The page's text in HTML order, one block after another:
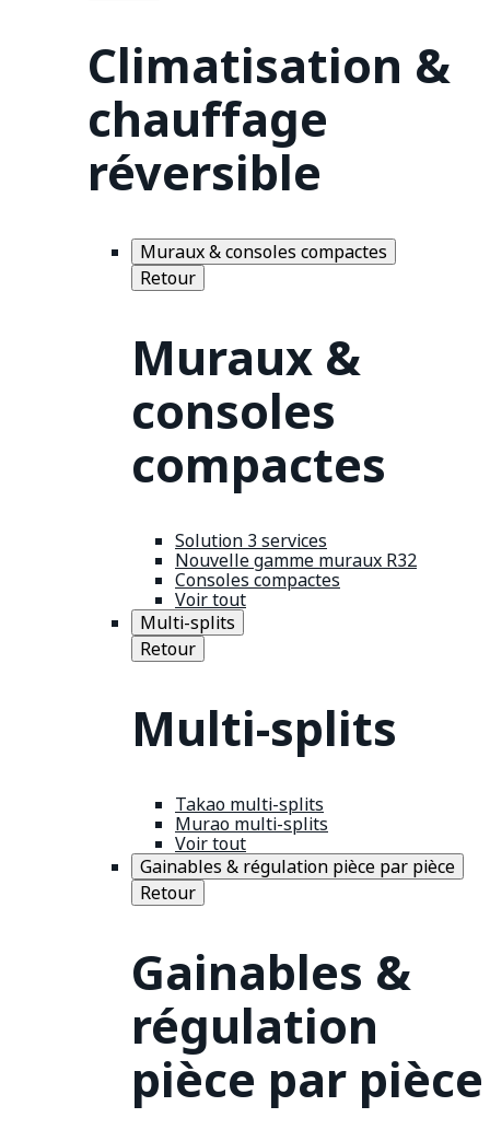
Climatisation &
chauffage
réversible
Muraux & consoles compactes
Retour
Muraux &
consoles
compactes
Solution 3 services
Nouvelle gamme muraux R32
Consoles compactes
Voir tout
Multi-splits
Retour
Multi-splits
Takao multi-splits
Murao multi-splits
Voir tout
Gainables & régulation pièce par pièce
Retour
Gainables &
régulation
pièce par pièce